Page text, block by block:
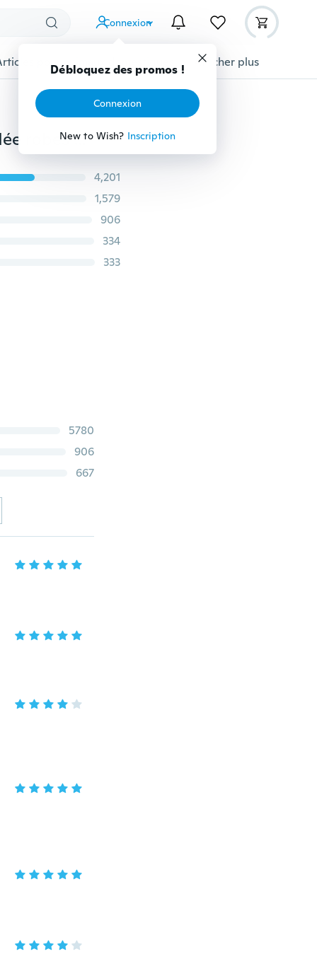
Connexion
Débloquez des promos !
Connexion
New to Wish? Inscription
pour animaux domestiques Afficher plus
Femmes manches courtes maille patchwork robe évidée robes mi-longues zippées
4,201
1,579
906
334
333
5780
906
667